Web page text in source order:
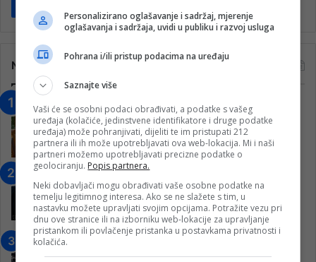
Najčitanije
“Obrazovanje gradi BiH-Jovan Divjak“
– Konjic je u posljednje 22 godine imao
25 ​​stipendista
15. Februara 2023.
Nogometaši Igmana iznenadili
Konjičanke cvijećem i besplatnim
ulazom na utakmicu
7. Marta 2025.
Pokrenuta kampanja za izgradnju
Personalizirano oglašavanje i sadržaj, mjerenje
oglašavanja i sadržaja, uvidi u publiku i razvoj usluga
Pohrana i/ili pristup podacima na uređaju
Saznajte više
Vaši će se osobni podaci obrađivati, a podatke s vašeg
uređaja (kolačiće, jedinstvene identifikatore i druge podatke
uređaja) može pohranjivati, dijeliti te im pristupati 212
partnera ili ih može upotrebljavati ova web-lokacija. Mi i naši
partneri možemo upotrebljavati precizne podatke o
geolociranju. Popis partnera.
Neki dobavljači mogu obrađivati vaše osobne podatke na
temelju legitimnog interesa. Ako se ne slažete s tim, u
nastavku možete upravljati svojim opcijama. Potražite vezu pri
dnu ove stranice ili na izborniku web-lokacije za upravljanje
pristankom ili povlačenje pristanka u postavkama privatnosti i
kolačića.